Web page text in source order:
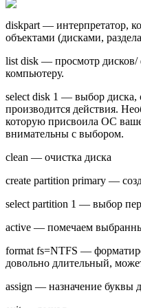
diskpart — интерпретатор,
объектами (дисками,
list disk — просмотр
компьютеру.
select disk 1 — выбор диска,
производится действия.
которую присвоила ОС
внимательны с выбором.
clean — очистка диска
create partition primary —
select partition 1 — выбор
active — помечаем
format fs=NTFS —
довольно длительный,
assign — назначение буквы